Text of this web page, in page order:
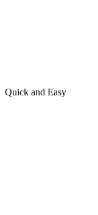
Quick and Easy